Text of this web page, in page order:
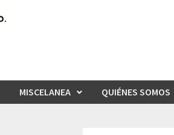
MISCELANEA QUIÉNES SOMOS